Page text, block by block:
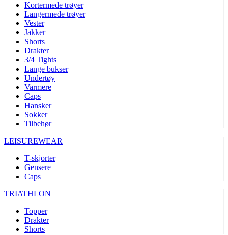
Kortermede trøyer
Langermede trøyer
Vester
Jakker
Shorts
Drakter
3/4 Tights
Lange bukser
Undertøy
Varmere
Caps
Hansker
Sokker
Tilbehør
LEISUREWEAR
T-skjorter
Gensere
Caps
TRIATHLON
Topper
Drakter
Shorts